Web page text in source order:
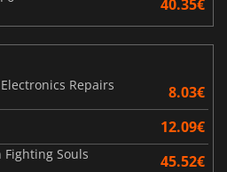
40.35€
Repairs
8.03€
12.09€
Fighting Souls 45.52€